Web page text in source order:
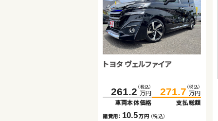
トヨタ ヴェルファイア
261.2 （税込）
万円
車両本体価格
271.7 （税込）
万円
支払総額
諸費用： 10.5万円 （税込）
スズキ スイフト
318.0 （税込）
万円
車両本体価格
329.0 （税込）
万円
支払総額
諸費用： 11.0万円 （税込）
日産 セレナ
177.2 （税込）
万円
車両本体価格
185.9 （税込）
万円
支払総額
諸費用： 8.7 万円（税込）